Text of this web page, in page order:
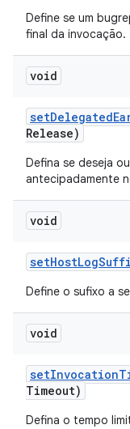
Define se um
final da invocação.
void
setDelegated
Release)
Defina se deseja
antecipadamente
void
setHostLog
Define o sufixo a
void
setInvocation
Timeout)
Defina o tempo